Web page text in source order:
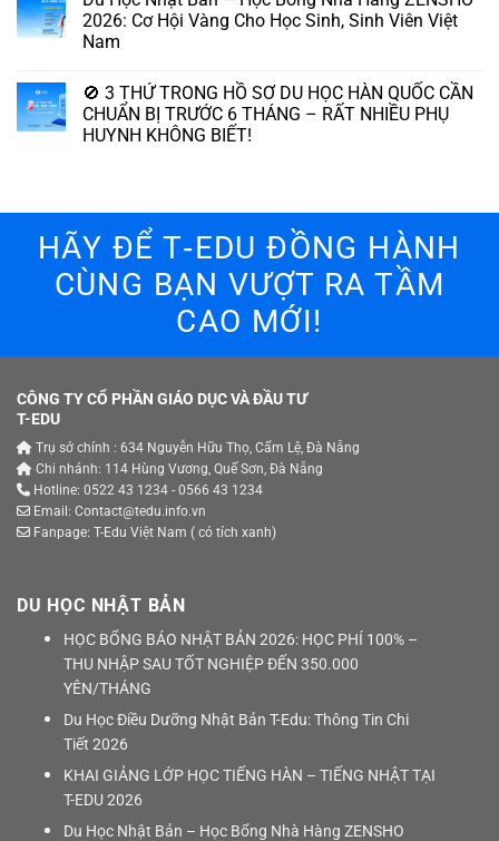
2026: Cơ Hội Vàng Cho Học Sinh, Sinh Viên Việt
Nam
🚫 3 THỨ TRONG HỒ SƠ DU HỌC HÀN QUỐC CẦN
CHUẨN BỊ TRƯỚC 6 THÁNG – RẤT NHIỀU PHỤ
HUYNH KHÔNG BIẾT!
HÃY ĐỂ T‑EDU ĐỒNG HÀNH
CÙNG BẠN VƯỢT RA TẦM
CAO MỚI!
CÔNG TY CỔ PHẦN GIÁO DỤC VÀ ĐẦU TƯ
T-EDU
Trụ sở chính : 634 Nguyễn Hữu Thọ, Cẩm Lệ, Đà Nẵng
Chi nhánh: 114 Hùng Vương, Quế Sơn, Đà Nẵng
Hotline: 0522 43 1234 - 0566 43 1234
Email: Contact@tedu.info.vn
Fanpage: T-Edu Việt Nam ( có tích xanh)
DU HỌC NHẬT BẢN
HỌC BỔNG BÁO NHẬT BẢN 2026: HỌC PHÍ 100% –
THU NHẬP SAU TỐT NGHIỆP ĐẾN 350.000
YÊN/THÁNG
Du Học Điều Dưỡng Nhật Bản T-Edu: Thông Tin Chi
Tiết 2026
KHAI GIẢNG LỚP HỌC TIẾNG HÀN – TIẾNG NHẬT TẠI
T-EDU 2026
Du Học Nhật Bản – Học Bổng Nhà Hàng ZENSHO